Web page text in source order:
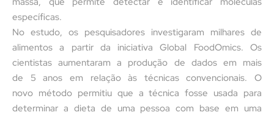
específicas.
No estudo, os pesquisadores investigaram milhares de
alimentos a partir da iniciativa Global FoodOmics. Os
cientistas aumentaram a produção de dados em mais
de 5 anos em relação às técnicas convencionais. O
novo método permitiu que a técnica fosse usada para
determinar a dieta de uma pessoa com base em uma